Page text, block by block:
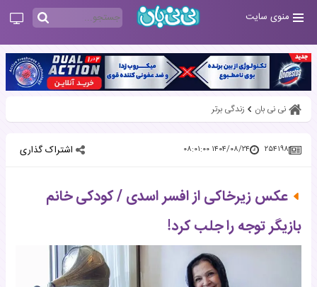
منوی سایت
نی نی بان زندگی برتر
۲۵۴۱۹۸ ۱۴۰۴/۰۸/۲۴ ۰۸:۰۱:۰۰ اشتراک گذاری
عکس زیرخاکی از افسر اسدی / کودکی خانم
بازیگر توجه را جلب کرد!